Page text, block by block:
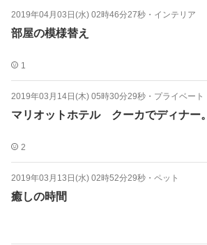
2019年04月03日(水) 02時46分27秒 ・ インテリア
部屋の模様替え
1
2019年03月14日(木) 05時30分29秒 ・ プライベート
マリオットホテル クーカでディナー。
2
2019年03月13日(水) 02時52分29秒 ・ ペット
癒しの時間